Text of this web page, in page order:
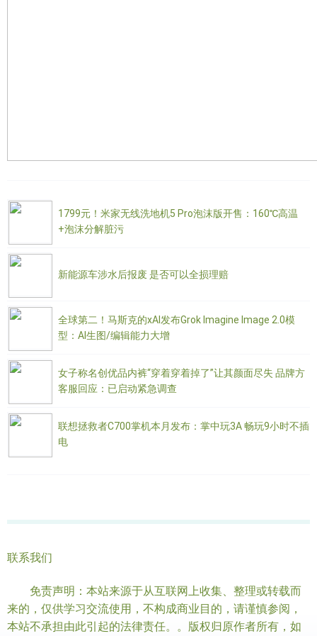
1799元！米家无线洗地机5 Pro泡沫版开售：160℃高温
+泡沫分解脏污
新能源车涉水后报废 是否可以全损理赔
全球第二！马斯克的xAI发布Grok Imagine Image 2.0模
型：AI生图/编辑能力大增
女子称名创优品内裤“穿着穿着掉了”让其颜面尽失 品牌方
客服回应：已启动紧急调查
联想拯救者C700掌机本月发布：掌中玩3A 畅玩9小时不插
电
联系我们
免责声明：本站来源于从互联网上收集、整理或转载而
来的，仅供学习交流使用，不构成商业目的，请谨慎参阅，
本站不承担由此引起的法律责任。。版权归原作者所有，如